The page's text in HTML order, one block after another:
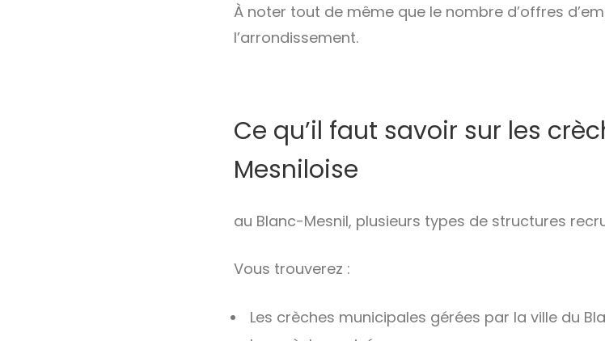
À noter tout de même que le nombre d’offres
l’arrondissement.
Ce qu’il faut savoir sur les
Mesniloise
au Blanc-Mesnil, plusieurs types de structures
Vous trouverez :
Les crèches municipales gérées par la ville du